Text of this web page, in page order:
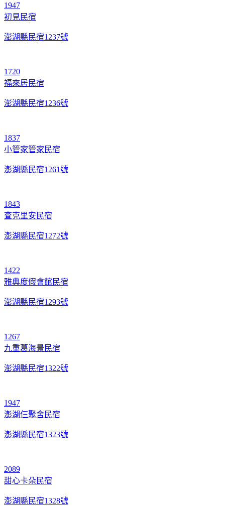
1947
初見民宿
澎湖縣民宿1237號
1720
福來居民宿
澎湖縣民宿1236號
1837
小管家管家民宿
澎湖縣民宿1261號
1843
查克里安民宿
澎湖縣民宿1272號
1422
雅典度假會館民宿
澎湖縣民宿1293號
1267
九重葛海景民宿
澎湖縣民宿1322號
1947
澎湖仨聚舍民宿
澎湖縣民宿1323號
2089
甜心卡朵民宿
澎湖縣民宿1328號